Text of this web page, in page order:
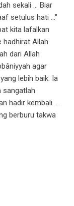
sekali ... Biar
setulus hati ..."
kita lafalkan
hadhirat Allah
dari Allah
agar
lebih baik. Ia
sangatlah
hadir kembali ...
berburu takwa